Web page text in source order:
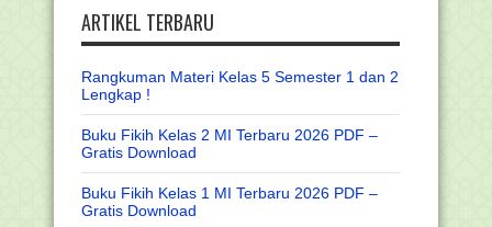
ARTIKEL TERBARU
Rangkuman Materi Kelas 5 Semester 1 dan 2
Lengkap !
Buku Fikih Kelas 2 MI Terbaru 2026 PDF –
Gratis Download
Buku Fikih Kelas 1 MI Terbaru 2026 PDF –
Gratis Download